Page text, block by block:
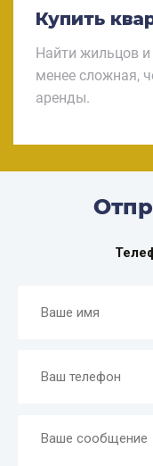
Купить
Найти жильцов и
менее сложная,
аренды.